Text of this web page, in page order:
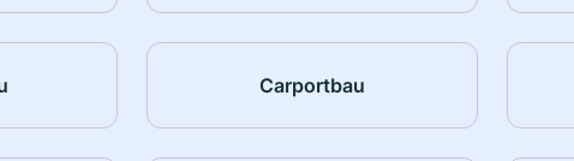
Carportbau